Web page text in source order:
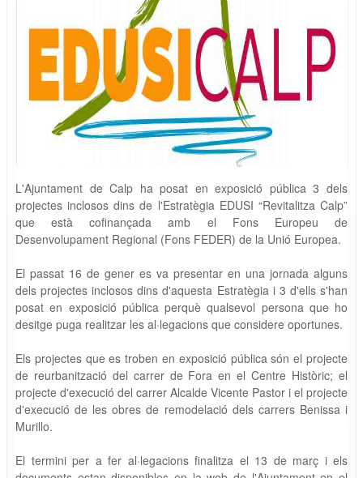
L'Ajuntament de Calp ha posat en exposició pública 3 dels
projectes inclosos dins de l'Estratègia EDUSI “Revitalitza Calp”
que està cofinançada amb el Fons Europeu de
Desenvolupament Regional (Fons FEDER) de la Unió Europea.
El passat 16 de gener es va presentar en una jornada alguns
dels projectes inclosos dins d'aquesta Estratègia i 3 d'ells s'han
posat en exposició pública perquè qualsevol persona que ho
desitge puga realitzar les al·legacions que considere oportunes.
Els projectes que es troben en exposició pública són el projecte
de reurbanització del carrer de Fora en el Centre Històric; el
projecte d'execució del carrer Alcalde Vicente Pastor i el projecte
d'execució de les obres de remodelació dels carrers Benissa i
Murillo.
El termini per a fer al·legacions finalitza el 13 de març i els